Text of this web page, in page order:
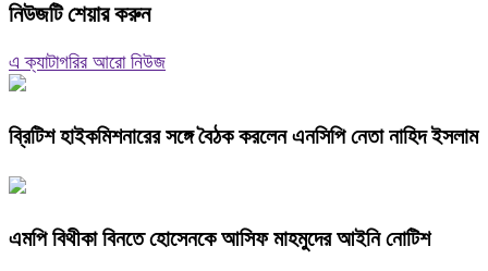
নিউজটি শেয়ার করুন
এ ক্যাটাগরির আরো নিউজ
ব্রিটিশ হাইকমিশনারের সঙ্গে বৈঠক করলেন এনসিপি নেতা নাহিদ ইসলাম
এমপি বিথীকা বিনতে হোসেনকে আসিফ মাহমুদের আইনি নোটিশ